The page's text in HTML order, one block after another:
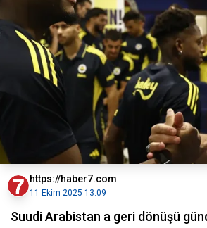
https://haber7.com
11 Ekim 2025 13:09
Suudi Arabistan a geri dönüşü